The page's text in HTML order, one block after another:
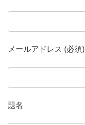
メールアドレス (必須)
題名